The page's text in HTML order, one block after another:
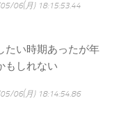
06(月) 18:15:53.44
たい時期あったが年
もしれない
06(月) 18:14:54.86